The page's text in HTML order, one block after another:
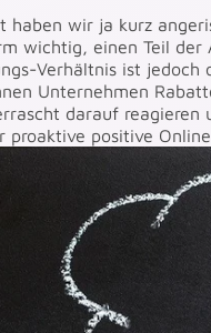
haben wir ja kurz
wichtig, einen Teil der
Verhältnis ist
Unternehmen
darauf reagieren
proaktive positive